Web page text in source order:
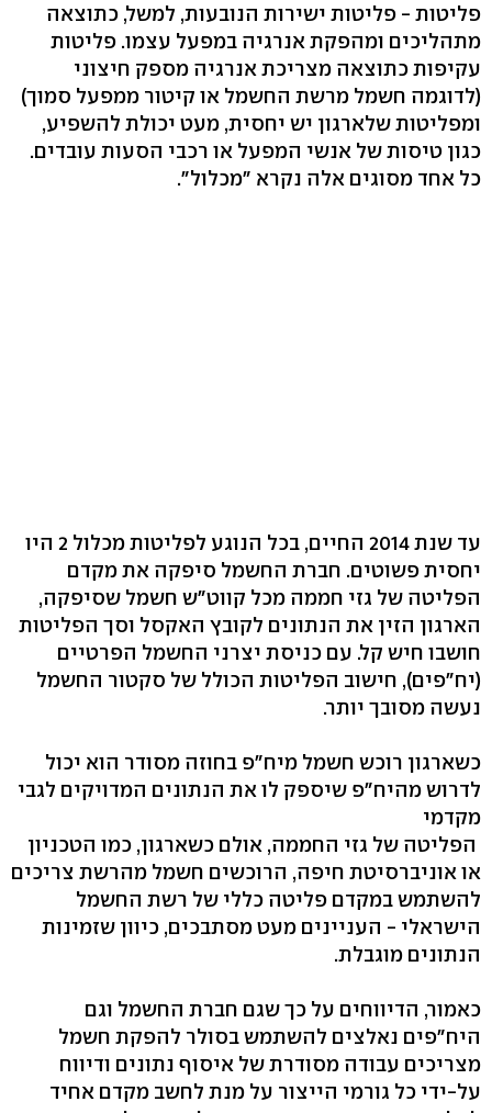
פליטות - פליטות ישירות הנובעות, למשל, כתוצאה
מתהליכים ומהפקת אנרגיה במפעל עצמו. פליטות
עקיפות כתוצאה מצריכת אנרגיה מספק חיצוני
(לדוגמה חשמל מרשת החשמל או קיטור ממפעל סמוך)
ומפליטות שלארגון יש יחסית, מעט יכולת להשפיע,
כגון טיסות של אנשי המפעל או רכבי הסעות עובדים.
כל אחד מסוגים אלה נקרא "מכלול".
עד שנת 2014 החיים, בכל הנוגע לפליטות מכלול 2 היו
יחסית פשוטים. חברת החשמל סיפקה את מקדם
הפליטה של גזי חממה מכל קווט"ש חשמל שסיפקה,
הארגון הזין את הנתונים לקובץ האקסל וסך הפליטות
חושבו חיש קל. עם כניסת יצרני החשמל הפרטיים
(יח"פים), חישוב הפליטות הכולל של סקטור החשמל
נעשה מסובך יותר.
כשארגון רוכש חשמל מיח"פ בחוזה מסודר הוא יכול
לדרוש מהיח"פ שיספק לו את הנתונים המדויקים לגבי
מקדמי
הפליטה של גזי החממה, אולם כשארגון, כמו הטכניון
או אוניברסיטת חיפה, הרוכשים חשמל מהרשת צריכים
להשתמש במקדם פליטה כללי של רשת החשמל
הישראלי - העניינים מעט מסתבכים, כיוון שזמינות
הנתונים מוגבלת.
כאמור, הדיווחים על כך שגם חברת החשמל וגם
היח"פים נאלצים להשתמש בסולר להפקת חשמל
מצריכים עבודה מסודרת של איסוף נתונים ודיווח
על-ידי כל גורמי הייצור על מנת לחשב מקדם אחיד